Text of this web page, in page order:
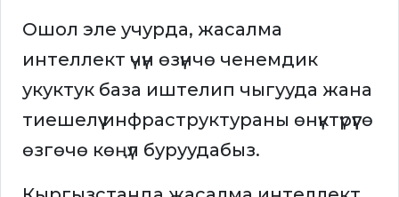
Ошол эле учурда, жасалма
интеллект үчүн өзүнчө ченемдик
укуктук база иштелип чыгууда жана
тиешелүү инфраструктураны өнүктүрүүгө
өзгөчө көңүл буруудабыз.